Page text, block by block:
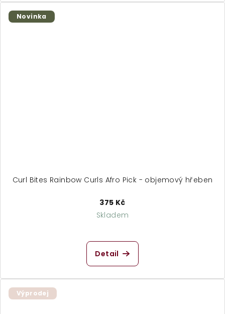
Novinka
Curl Bites Rainbow Curls Afro Pick - objemový hřeben
375 Kč
Skladem
Detail
Výprodej